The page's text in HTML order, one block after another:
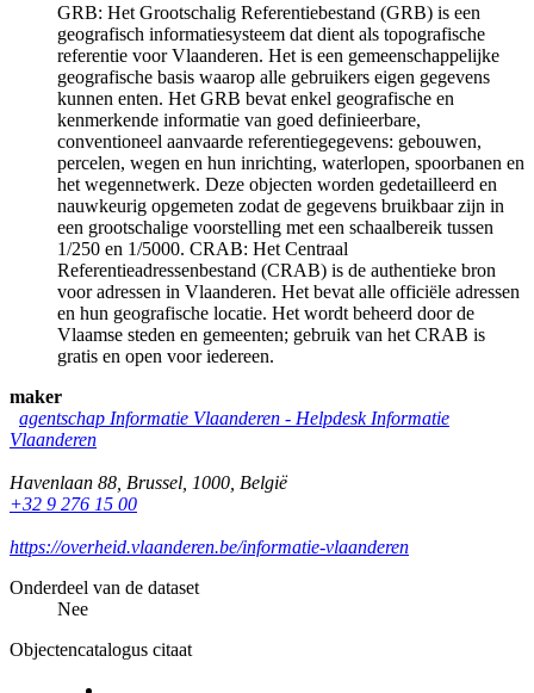
GRB: Het Grootschalig Referentiebestand (GRB) is een
geografisch informatiesysteem dat dient als topografische
referentie voor Vlaanderen. Het is een gemeenschappelijke
geografische basis waarop alle gebruikers eigen gegevens
kunnen enten. Het GRB bevat enkel geografische en
kenmerkende informatie van goed definieerbare,
conventioneel aanvaarde referentiegegevens: gebouwen,
percelen, wegen en hun inrichting, waterlopen, spoorbanen en
het wegennetwerk. Deze objecten worden gedetailleerd en
nauwkeurig opgemeten zodat de gegevens bruikbaar zijn in
een grootschalige voorstelling met een schaalbereik tussen
1/250 en 1/5000. CRAB: Het Centraal
Referentieadressenbestand (CRAB) is de authentieke bron
voor adressen in Vlaanderen. Het bevat alle officiële adressen
en hun geografische locatie. Het wordt beheerd door de
Vlaamse steden en gemeenten; gebruik van het CRAB is
gratis en open voor iedereen.
maker
agentschap Informatie Vlaanderen - Helpdesk Informatie
Vlaanderen
Havenlaan 88 Brussel 1000 België
+32 9 276 15 00
https://overheid.vlaanderen.be/informatie-vlaanderen
Onderdeel van de dataset
Nee
Objectencatalogus citaat